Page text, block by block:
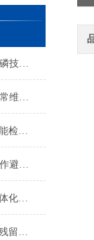
从监测到治理：COD氨氮总磷技术的双领域实战解析
COD氨氮总磷水质检测仪日常维护与试剂管理，降低故障率就靠这几招
食品安全快速检测仪器设备能检什么？一张表说清适用范围
COD氨氮总磷水质检测仪操作避坑指南：这几个步骤直接影响数据准确性
食品安全检测系统有什么一体化配置·2023仪器仪表推荐·山东云唐
2022【云唐制造】茶叶农药残留检测仪多少钱一台@山东云唐仪器仪表制造